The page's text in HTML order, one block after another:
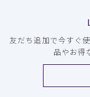
友だち追加で今すぐ
品やお得